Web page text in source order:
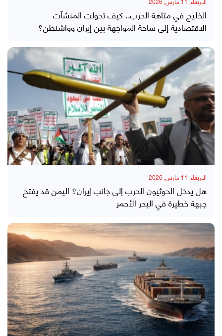
الخليج في متاهة الحرب.. كيف تحولت المنشآت
الاقتصادية إلى ساحة المواجهة بين إيران وواشنطن؟
الاربعاء, 11 مارس, 2026
هل يدخل الحوثيون الحرب إلى جانب إيران؟ اليمن قد يفتح
جبهة خطيرة في البحر الأحمر